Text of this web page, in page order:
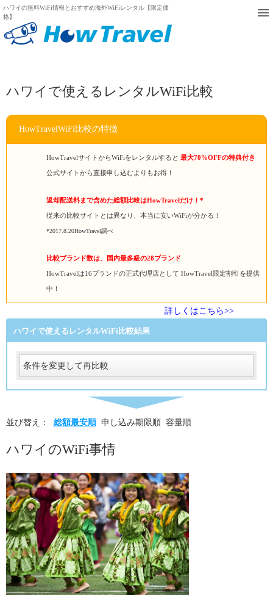
ハワイの無料WiFi情報とおすすめ海外WiFiレンタル【限定価
格】
ハワイで使えるレンタルWiFi比較
HowTravelWiFi比較の特徴
HowTravelサイトからWiFiをレンタルすると 最大70%OFFの特典付き
公式サイトから直接申し込むよりもお得！
返却配送料まで含めた総額比較はHowTravelだけ！*
従来の比較サイトとは異なり、本当に安いWiFiが分かる！
*2017.8.20HowTravel調べ
比較ブランド数は、国内最多級の28ブランド
HowTravelは16ブランドの正式代理店として HowTravel限定割引を提供
中！
詳しくはこちら>>
ハワイで使えるレンタルWiFi比較結果
条件を変更して再比較
受取場所
返却
返却方法
必須
返却方法
必須
利用日数
利用日数
並び替え： 総額最安順 申し込み期限順 容量順
ハワイのWiFi事情